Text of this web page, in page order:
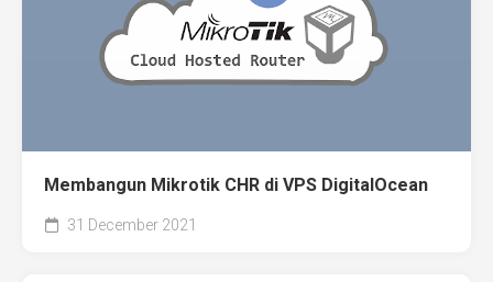
Membangun Mikrotik CHR di VPS DigitalOcean
31 December 2021